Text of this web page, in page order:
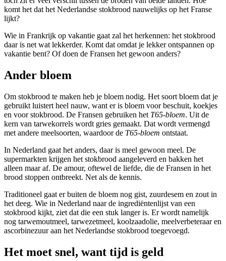
komt het dat het Nederlandse stokbrood nauwelijks op het Franse
lijkt?
Wie in Frankrijk op vakantie gaat zal het herkennen: het stokbrood
daar is net wat lekkerder. Komt dat omdat je lekker ontspannen op
vakantie bent? Of doen de Fransen het gewoon anders?
Ander bloem
Om stokbrood te maken heb je bloem nodig. Het soort bloem dat je
gebruikt luistert heel nauw, want er is bloem voor beschuit, koekjes
en voor stokbrood. De Fransen gebruiken het T65-bloem. Uit de
kern van tarwekorrels wordt gries gemaakt. Dat wordt vermengd
met andere meelsoorten, waardoor de T65-bloem ontstaat.
In Nederland gaat het anders, daar is meel gewoon meel. De
supermarkten krijgen het stokbrood aangeleverd en bakken het
alleen maar af. De amour, oftewel de liefde, die de Fransen in het
brood stoppen ontbreekt. Net als de kennis.
Traditioneel gaat er buiten de bloem nog gist, zuurdesem en zout in
het deeg. Wie in Nederland naar de ingrediëntenlijst van een
stokbrood kijkt, ziet dat die een stuk langer is. Er wordt namelijk
nog tarwemoutmeel, tarwezetmeel, koolzaadolie, meelverbeteraar en
ascorbinezuur aan het Nederlandse stokbrood toegevoegd.
Het moet snel, want tijd is geld